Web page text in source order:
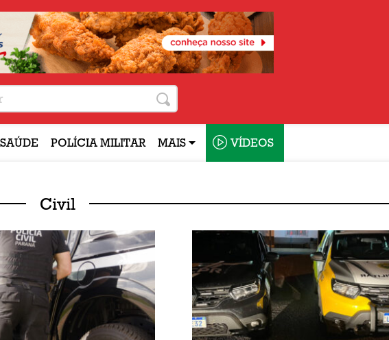
SAÚDE POLÍCIA MILITAR MAIS VÍDEOS
Civil